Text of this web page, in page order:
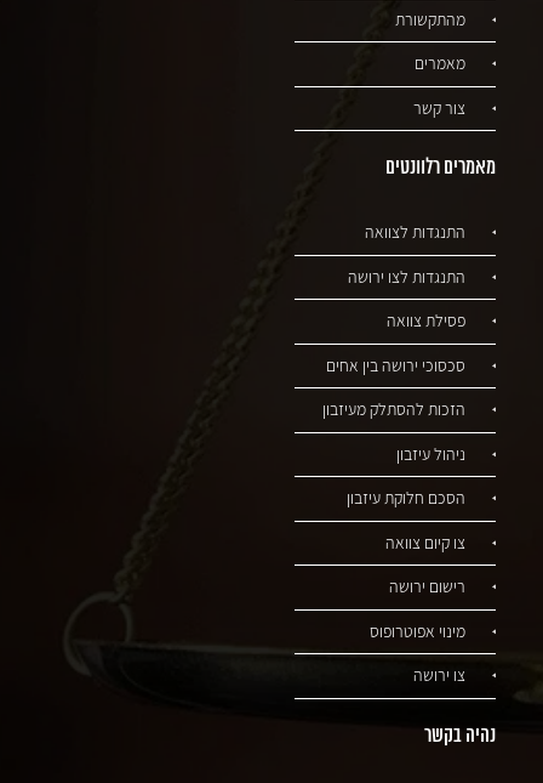
מהתקשורת
מאמרים
צור קשר
מאמרים רלוונטים
התנגדות לצוואה
התנגדות לצו ירושה
פסילת צוואה
סכסוכי ירושה בין אחים
הזכות להסתלק מעיזבון
ניהול עיזבון
הסכם חלוקת עיזבון
צו קיום צוואה
רישום ירושה
מינוי אפוטרופוס
צו ירושה
נהיה בקשר